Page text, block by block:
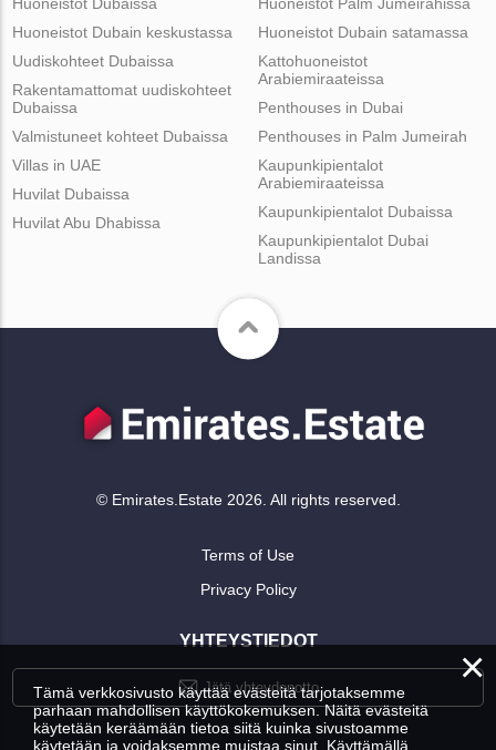
Huoneistot Dubain keskustassa
Huoneistot Dubain satamassa
Uudiskohteet Dubaissa
Rakentamattomat uudiskohteet
Dubaissa
Valmistuneet kohteet Dubaissa
Kattohuoneistot
Arabiemiraateissa
Penthouses in Dubai
Penthouses in Palm Jumeirah
Villas in UAE
Huvilat Dubaissa
Huvilat Abu Dhabissa
Kaupunkipientalot
Arabiemiraateissa
Kaupunkipientalot Dubaissa
Kaupunkipientalot Dubai
Landissa
© Emirates.Estate 2026. All rights reserved.
Terms of Use
Privacy Policy
YHTEYSTIEDOT
Jätä yhteydenotto ×
Tämä verkkosivusto käyttää evästeitä tarjotaksemme
parhaan mahdollisen käyttökokemuksen. Näitä evästeitä
käytetään keräämään tietoa siitä kuinka sivustoamme
käytetään ja voidaksemme muistaa sinut. Käyttämällä